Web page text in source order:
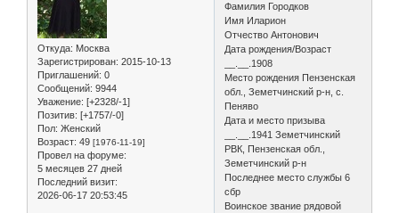
Откуда: Москва
Зарегистрирован: 2015-10-13
Приглашений: 0
Сообщений: 9944
Уважение: [+2328/-1]
Позитив: [+1757/-0]
Пол: Женский
Возраст: 49 [1976-11-19]
Провел на форуме:
5 месяцев 27 дней
Последний визит:
2026-06-17 20:53:45
Фамилия Городков
Имя Иларион
Отчество Антонович
Дата рождения/Возраст
__.__.1908
Место рождения Пензенская
обл., Земетчинский р-н, с.
Пеняво
Дата и место призыва
__.__.1941 Земетчинский
РВК, Пензенская обл.,
Земетчинский р-н
Последнее место службы 6
сбр
Воинское звание рядовой